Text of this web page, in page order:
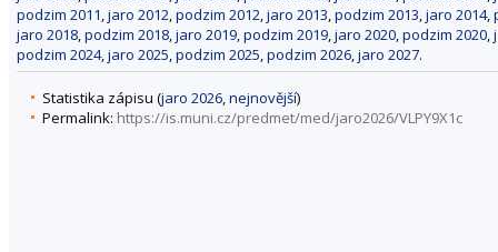
podzim 2011,jaro 2012,podzim 2012,jaro 2013,podzim 2013,jaro 2014,
jaro 2018,podzim 2018,jaro 2019,podzim 2019,jaro 2020,podzim 2020,
podzim 2024,jaro 2025,podzim 2025,podzim 2026,jaro 2027.
Statistika zápisu (jaro 2026,nejnovější)
Permalink: https://is.muni.cz/predmet/med/jaro2026/VLPY9X1c